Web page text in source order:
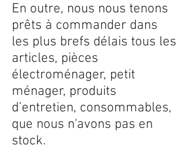
En outre, nous nous tenons
prêts à commander dans
les plus brefs délais tous les
articles, pièces
électroménager, petit
ménager, produits
d’entretien, consommables,
que nous n'avons pas en
stock.